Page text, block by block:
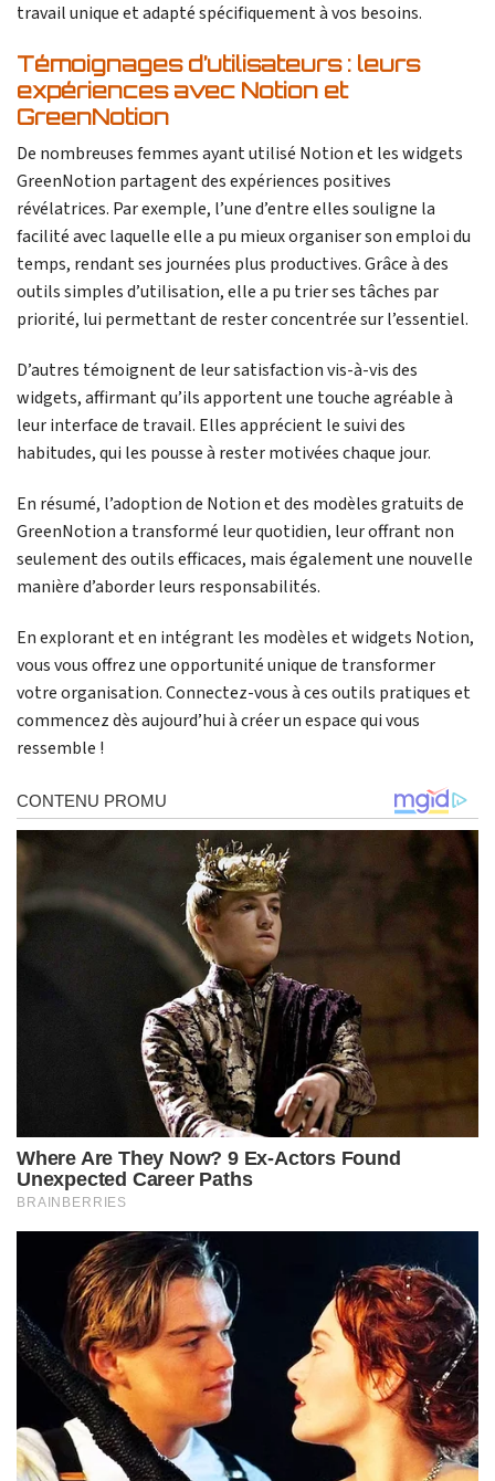
travail unique et adapté spécifiquement à vos besoins.
Témoignages d’utilisateurs : leurs
expériences avec Notion et
GreenNotion
De nombreuses femmes ayant utilisé Notion et les widgets
GreenNotion partagent des expériences positives
révélatrices. Par exemple, l’une d’entre elles souligne la
facilité avec laquelle elle a pu mieux organiser son emploi du
temps, rendant ses journées plus productives. Grâce à des
outils simples d’utilisation, elle a pu trier ses tâches par
priorité, lui permettant de rester concentrée sur l’essentiel.
D’autres témoignent de leur satisfaction vis-à-vis des
widgets, affirmant qu’ils apportent une touche agréable à
leur interface de travail. Elles apprécient le suivi des
habitudes, qui les pousse à rester motivées chaque jour.
En résumé, l’adoption de Notion et des modèles gratuits de
GreenNotion a transformé leur quotidien, leur offrant non
seulement des outils efficaces, mais également une nouvelle
manière d’aborder leurs responsabilités.
En explorant et en intégrant les modèles et widgets Notion,
vous vous offrez une opportunité unique de transformer
votre organisation. Connectez-vous à ces outils pratiques et
commencez dès aujourd’hui à créer un espace qui vous
ressemble !